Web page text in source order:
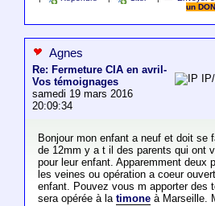
un DON
Agnes
Re: Fermeture CIA en avril-
Vos témoignages
samedi 19 mars 2016
20:09:34
Bonjour mon enfant a neuf et doit se
de 12mm y a t il des parents qui ont
pour leur enfant. Apparemment deux
les veines ou opération a coeur
enfant. Pouvez vous m apporter des
sera opérée à la timoneà Marseille.